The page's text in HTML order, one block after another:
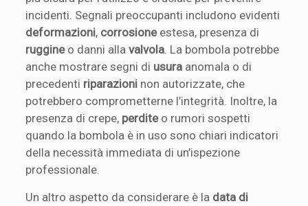
incidenti. Segnali preoccupanti includono evidenti
deformazioni, corrosioneestesa, presenza di
ruggineo danni allavalvola . La bombola potrebbe
anche mostrare segni di usura anomala o di
precedenti riparazioni non autorizzate, che
potrebbero comprometterne l’integrità. Inoltre, la
presenza di crepe, perditeo rumori sospetti
quando la bombola è in uso sono chiari indicatori
della necessità immediata di un’ispezione
professionale.
Un altro aspetto da considerare è la data di